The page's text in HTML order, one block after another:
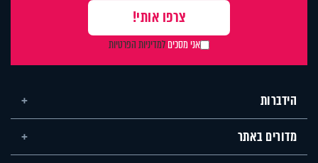
אני מסכיםלמדיניות הפרטיות
הידברות
מדורים באתר